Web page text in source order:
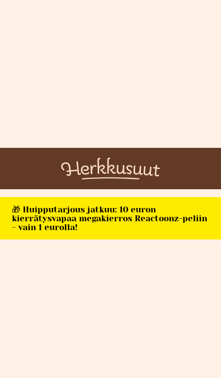
🎁 Huipputarjous jatkuu: 10 euron
kierrätysvapaa megakierros Reactoonz-peliin
- vain 1 eurolla!